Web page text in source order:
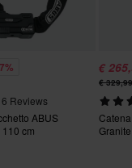
6 Reviews
ABUS
cm
€
€ 329,99